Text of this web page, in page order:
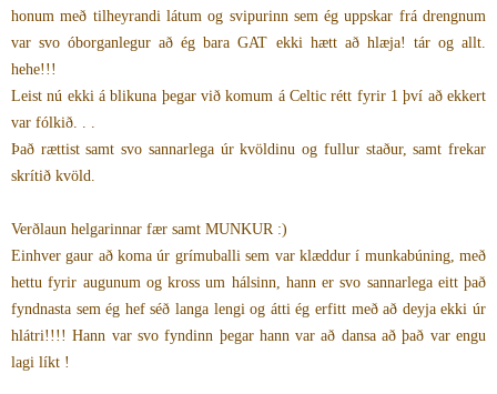
honum með tilheyrandi látum og svipurinn sem ég uppskar frá drengnum
var svo óborganlegur að ég bara GAT ekki hætt að hlæja! tár og allt.
hehe!!!
Leist nú ekki á blikuna þegar við komum á Celtic rétt fyrir 1 því að ekkert
var fólkið. . .
Það rættist samt svo sannarlega úr kvöldinu og fullur staður, samt frekar
skrítið kvöld.
Verðlaun helgarinnar fær samt MUNKUR :)
Einhver gaur að koma úr grímuballi sem var klæddur í munkabúning, með
hettu fyrir augunum og kross um hálsinn, hann er svo sannarlega eitt það
fyndnasta sem ég hef séð langa lengi og átti ég erfitt með að deyja ekki úr
hlátri!!!! Hann var svo fyndinn þegar hann var að dansa að það var engu
lagi líkt !